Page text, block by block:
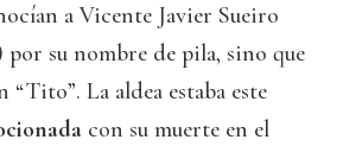
a Vicente Javier Sueiro
por su nombre de pila, sino que
“Tito”. La aldea estaba este
con su muerte en el